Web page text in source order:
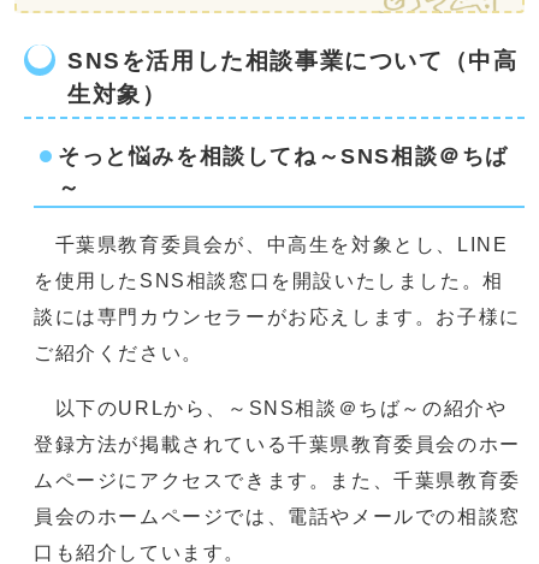
SNSを活用した相談事業について（中高
生対象）
そっと悩みを相談してね～SNS相談＠ちば
～
千葉県教育委員会が、中高生を対象とし、LINE
を使用したSNS相談窓口を開設いたしました。相
談には専門カウンセラーがお応えします。お子様に
ご紹介ください。
以下のURLから、～SNS相談＠ちば～の紹介や
登録方法が掲載されている千葉県教育委員会のホー
ムページにアクセスできます。また、千葉県教育委
員会のホームページでは、電話やメールでの相談窓
口も紹介しています。